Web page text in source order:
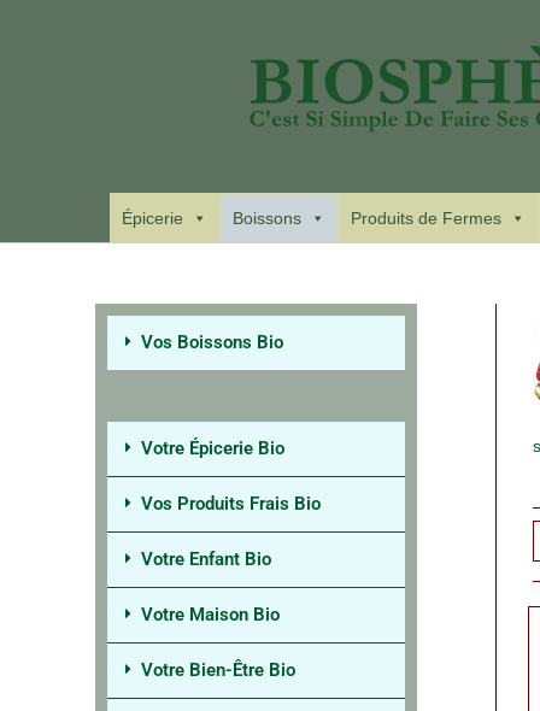
Épicerie Boissons Produits de Fermes
Vos Boissons Bio
Votre Épicerie Bio
Vos Produits Frais Bio
Votre Enfant Bio
Votre Maison Bio
Votre Bien-Être Bio